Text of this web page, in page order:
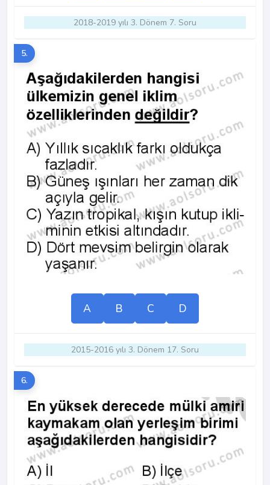
2018-2019 yılı 3. Dönem 7. Soru
5.
A B C D
2015-2016 yılı 3. Dönem 17. Soru
6.